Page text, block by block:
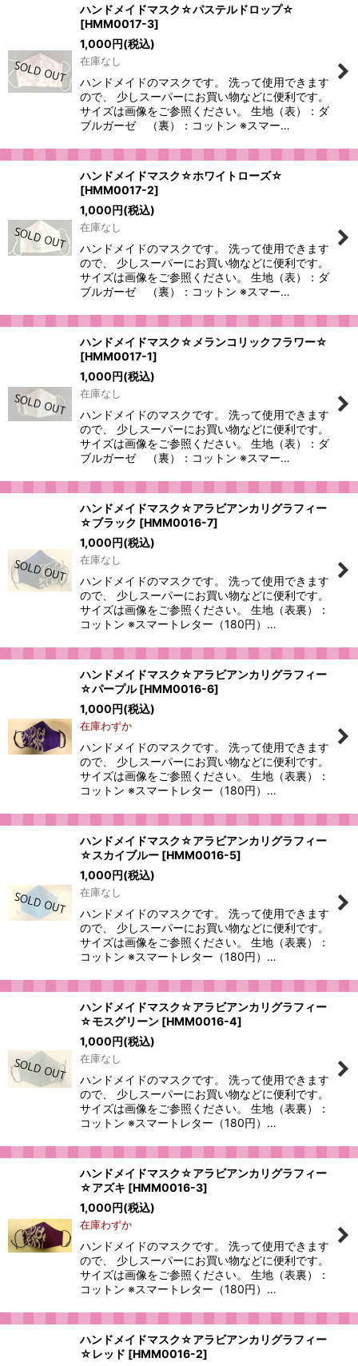
ハンドメイドマスク☆パステルドロップ☆
[HMM0017-3]
1,000円(税込)
在庫なし
ハンドメイドのマスクです。 洗って使用できます
ので、 少しスーパーにお買い物などに便利です。
サイズは画像をご参照ください。 生地（表）：ダ
ブルガーゼ （裏）：コットン ※スマー…
ハンドメイドマスク☆ホワイトローズ☆
[HMM0017-2]
1,000円(税込)
在庫なし
ハンドメイドのマスクです。 洗って使用できます
ので、 少しスーパーにお買い物などに便利です。
サイズは画像をご参照ください。 生地（表）：ダ
ブルガーゼ （裏）：コットン ※スマー…
ハンドメイドマスク☆メランコリックフラワー☆
[HMM0017-1]
1,000円(税込)
在庫なし
ハンドメイドのマスクです。 洗って使用できます
ので、 少しスーパーにお買い物などに便利です。
サイズは画像をご参照ください。 生地（表）：ダ
ブルガーゼ （裏）：コットン ※スマー…
ハンドメイドマスク☆アラビアンカリグラフィー
☆ブラック [HMM0016-7]
1,000円(税込)
在庫なし
ハンドメイドのマスクです。 洗って使用できます
ので、 少しスーパーにお買い物などに便利です。
サイズは画像をご参照ください。 生地（表裏）：
コットン ※スマートレター（180円）…
ハンドメイドマスク☆アラビアンカリグラフィー
☆パープル [HMM0016-6]
1,000円(税込)
在庫わずか
ハンドメイドのマスクです。 洗って使用できます
ので、 少しスーパーにお買い物などに便利です。
サイズは画像をご参照ください。 生地（表裏）：
コットン ※スマートレター（180円）…
ハンドメイドマスク☆アラビアンカリグラフィー
☆スカイブルー [HMM0016-5]
1,000円(税込)
在庫なし
ハンドメイドのマスクです。 洗って使用できます
ので、 少しスーパーにお買い物などに便利です。
サイズは画像をご参照ください。 生地（表裏）：
コットン ※スマートレター（180円）…
ハンドメイドマスク☆アラビアンカリグラフィー
☆モスグリーン [HMM0016-4]
1,000円(税込)
在庫なし
ハンドメイドのマスクです。 洗って使用できます
ので、 少しスーパーにお買い物などに便利です。
サイズは画像をご参照ください。 生地（表裏）：
コットン ※スマートレター（180円）…
ハンドメイドマスク☆アラビアンカリグラフィー
☆アズキ [HMM0016-3]
1,000円(税込)
在庫わずか
ハンドメイドのマスクです。 洗って使用できます
ので、 少しスーパーにお買い物などに便利です。
サイズは画像をご参照ください。 生地（表裏）：
コットン ※スマートレター（180円）…
ハンドメイドマスク☆アラビアンカリグラフィー
☆レッド [HMM0016-2]